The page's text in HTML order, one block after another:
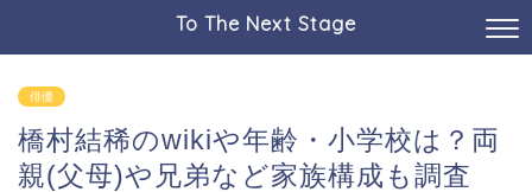
To The Next Stage
俳優
橋村結稀のwikiや年齢・小学校は？両
親(父母)や兄弟など家族構成も調査